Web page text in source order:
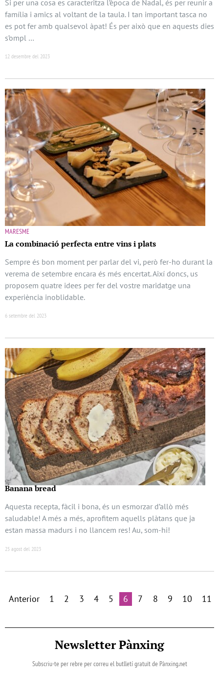
Si per una cosa es caracteritza l’època de Nadal, és per reunir a
família i amics al voltant de la taula. I tan important tasca no
es pot fer amb qualsevol àpat! És per això que en aquests dies
s’ompl …
12 desembre del 2023
MARESME
La combinació perfecta entre vins i plats
Sempre és bon moment per parlar del vi, però fer-ho durant la
verema de setembre encara és més encertat. Així doncs, us
proposem quatre idees per fer del vostre maridatge una
experiència inoblidable.
6 setembre del 2023
Banana bread
Aquesta recepta, fàcil i bona, és un esmorzar d’allò més
saludable! A més a més, aprofitem aquells plàtans que ja
estan massa madurs i no llancem res! Au, som-hi!
25 agost del 2023
Anterior 1 2 3 4 5 6 7 8 9 10 11
Newsletter Pànxing
Subscriu-te per rebre per correu el butlletí gratuït de Pànxing.net​